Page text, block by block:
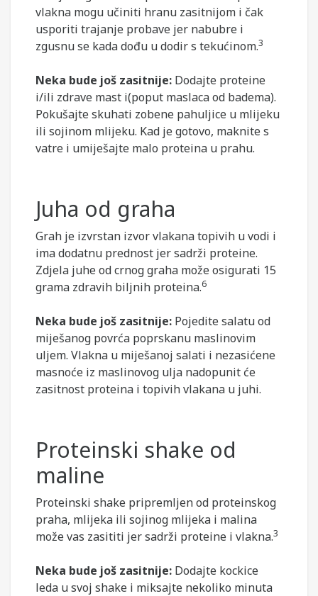
vlakna mogu učiniti hranu zasitnijom i čak
usporiti trajanje probave jer nabubre i
zgusnu se kada dođu u dodir s tekućinom.3
Neka bude još zasitnije: Dodajte proteine ​​
i/ili zdrave mast i(poput maslaca od badema).
Pokušajte skuhati zobene pahuljice u mlijeku
ili sojinom mlijeku. Kad je gotovo, maknite s
vatre i umiješajte malo proteina u prahu.
Juha od graha
Grah je izvrstan izvor vlakana topivih u vodi i
ima dodatnu prednost jer sadrži proteine.
Zdjela juhe od crnog graha može osigurati 15
grama zdravih biljnih proteina.6
Neka bude još zasitnije: Pojedite salatu od
miješanog povrća poprskanu maslinovim
uljem. Vlakna u miješanoj salati i nezasićene
masnoće iz maslinovog ulja nadopunit će
zasitnost proteina i topivih vlakana u juhi.
Proteinski shake od
maline
Proteinski shake pripremljen od proteinskog
praha, mlijeka ili sojinog mlijeka i malina
može vas zasititi jer sadrži proteine ​​i vlakna.3
Neka bude još zasitnije: Dodajte kockice
leda u svoj shake i miksajte nekoliko minuta